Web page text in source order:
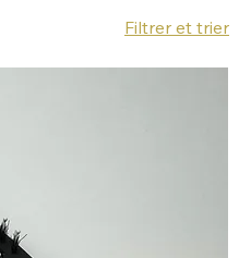
Filtrer et trier